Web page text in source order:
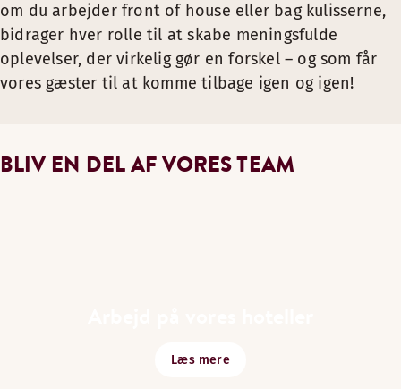
om du arbejder front of house eller bag kulisserne,
bidrager hver rolle til at skabe meningsfulde
oplevelser, der virkelig gør en forskel – og som får
vores gæster til at komme tilbage igen og igen!
BLIV EN DEL AF VORES TEAM
Læs mere
En kultur, der støtter fleksible arbejdsformer, så jobbet
Inspiration til sunde vaner og energi i hverdagen
MULIGHEDER FOR UDVIKLING
Udviklingsmuligheder på tværs af mange roller og